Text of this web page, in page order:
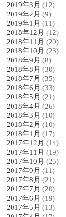
2019年3月 (12)
2019年2月 (9)
2019年1月 (11)
2018年12月 (12)
2018年11月 (20)
2018年10月 (23)
2018年9月 (8)
2018年8月 (30)
2018年7月 (35)
2018年6月 (33)
2018年5月 (21)
2018年4月 (26)
2018年3月 (10)
2018年2月 (10)
2018年1月 (17)
2017年12月 (14)
2017年11月 (19)
2017年10月 (25)
2017年9月 (11)
2017年8月 (21)
2017年7月 (20)
2017年6月 (19)
2017年5月 (13)